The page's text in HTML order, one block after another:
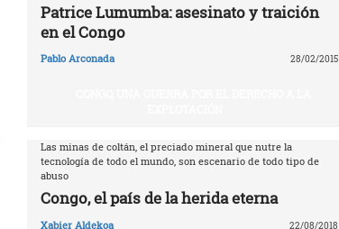
Patrice Lumumba: asesinato y traición
en el Congo
Pablo Arconada 28/02/2015
Las minas de coltán, el preciado mineral que nutre la
tecnología de todo el mundo, son escenario de todo tipo de
abuso
Congo, el país de la herida eterna
Xabier Aldekoa 22/08/2018